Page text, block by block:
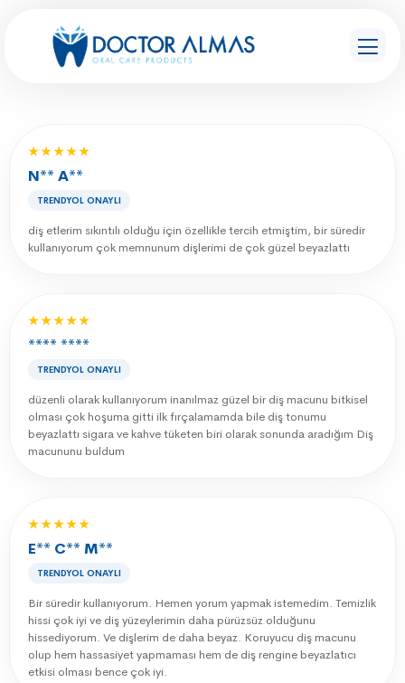
★★★★★
N** A**
TRENDYOL ONAYLI
diş etlerim sıkıntılı olduğu için özellikle tercih etmiştim, bir süredir
kullanıyorum çok memnunum dişlerimi de çok güzel beyazlattı
★★★★★
**** ****
TRENDYOL ONAYLI
düzenli olarak kullanıyorum inanılmaz güzel bir diş macunu bitkisel
olması çok hoşuma gitti ilk fırçalamamda bile diş tonumu
beyazlattı sigara ve kahve tüketen biri olarak sonunda aradığım Diş
macununu buldum
★★★★★
E** C** M**
TRENDYOL ONAYLI
Bir süredir kullanıyorum. Hemen yorum yapmak istemedim. Temizlik
hissi çok iyi ve diş yüzeylerimin daha pürüzsüz olduğunu
hissediyorum. Ve dişlerim de daha beyaz. Koruyucu diş macunu
olup hem hassasiyet yapmaması hem de diş rengine beyazlatıcı
etkisi olması bence çok iyi.